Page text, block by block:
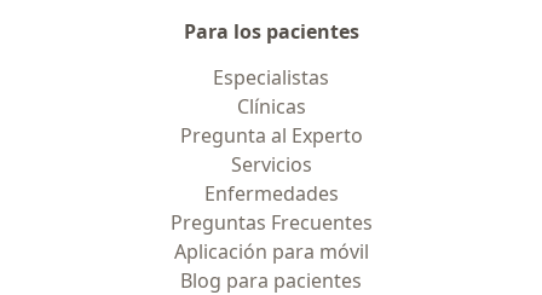
Para los pacientes
Especialistas
Clínicas
Pregunta al Experto
Servicios
Enfermedades
Preguntas Frecuentes
Aplicación para móvil
Blog para pacientes